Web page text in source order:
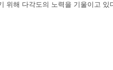
위해 다각도의 노력을 기울이고 있